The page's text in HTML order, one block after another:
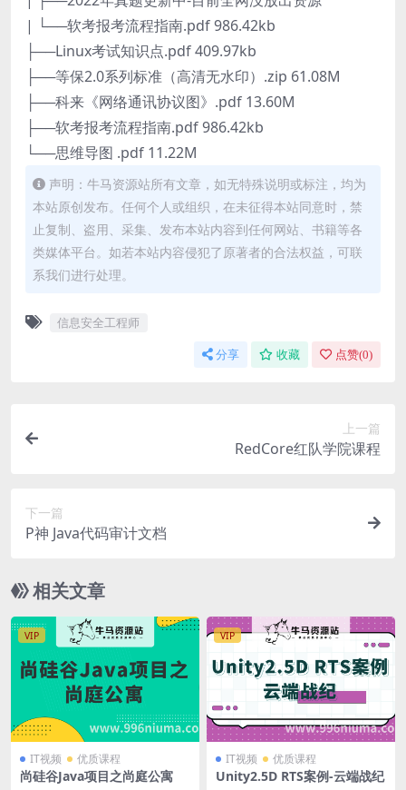
| └──软考报考流程指南.pdf 986.42kb
├──Linux考试知识点.pdf 409.97kb
├──等保2.0系列标准（高清无水印）.zip 61.08M
├──科来《网络通讯协议图》.pdf 13.60M
├──软考报考流程指南.pdf 986.42kb
└──思维导图 .pdf 11.22M
声明：牛马资源站所有文章，如无特殊说明或标注，均为
本站原创发布。任何个人或组织，在未征得本站同意时，禁
止复制、盗用、采集、发布本站内容到任何网站、书籍等各
类媒体平台。如若本站内容侵犯了原著者的合法权益，可联
系我们进行处理。
信息安全工程师
分享 收藏 点赞(0)
上一篇
RedCore红队学院课程
下一篇
P神 Java代码审计文档
相关文章
VIP
IT视频 优质课程
尚硅谷Java项目之尚庭公寓
VIP
IT视频 优质课程
Unity2.5D RTS案例-云端战纪